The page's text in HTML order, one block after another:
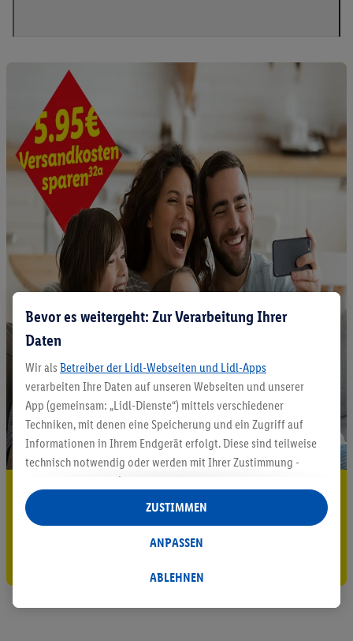
5.95 € Versand sparen³²ᵃ
Bevor es weitergeht: Zur Verarbeitung Ihrer
Daten
Wir als Betreiber der Lidl-Webseiten und Lidl-Apps
verarbeiten Ihre Daten auf unseren Webseiten und unserer
App (gemeinsam: „Lidl-Dienste“) mittels verschiedener
Techniken, mit denen eine Speicherung und ein Zugriff auf
Informationen in Ihrem Endgerät erfolgt. Diese sind teilweise
technisch notwendig oder werden mit Ihrer Zustimmung -
auch durch Partner (u.a.
Verantwortliche; im Zusammenhang mit dem IAB TCF
insgesamt
Statistik-Erstellung oder für personalisierte Werbung
Datenverarbeitungen für personalisierte Werbung werden
ABLEHNEN
ANPASSEN
ZUSTIMMEN